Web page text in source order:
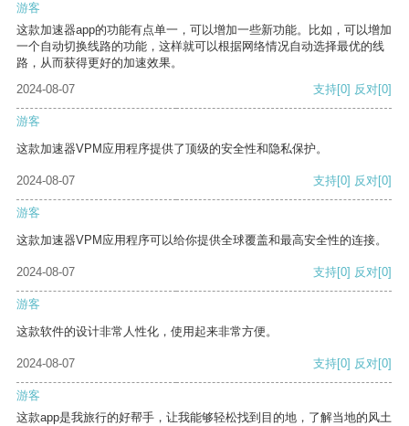
游客
这款加速器app的功能有点单一，可以增加一些新功能。比如，可以增加
一个自动切换线路的功能，这样就可以根据网络情况自动选择最优的线
路，从而获得更好的加速效果。
2024-08-07
支持[0] 反对[0]
游客
这款加速器VPM应用程序提供了顶级的安全性和隐私保护。
2024-08-07 支持[0] 反对[0]
游客
这款加速器VPM应用程序可以给你提供全球覆盖和最高安全性的连接。
2024-08-07 支持[0] 反对[0]
游客
这款软件的设计非常人性化，使用起来非常方便。
2024-08-07 支持[0] 反对[0]
游客
这款app是我旅行的好帮手，让我能够轻松找到目的地，了解当地的风土